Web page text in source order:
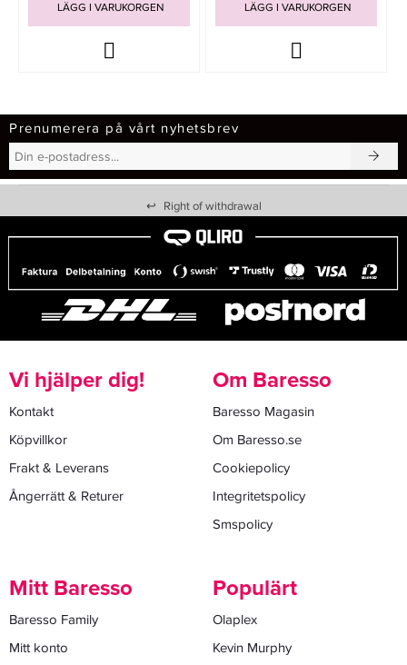
LÄGG I VARUKORGEN LÄGG I VARUKORGEN
Prenumerera på vårt nyhetsbrev
↩ Right of withdrawal
Vi hjälper dig!
Kontakt
Köpvillkor
Frakt & Leverans
Ångerrätt & Returer
Om Baresso
Baresso Magasin
Om Baresso.se
Cookiepolicy
Integritetspolicy
Smspolicy
Mitt Baresso
Baresso Family
Mitt konto
Populärt
Olaplex
Kevin Murphy